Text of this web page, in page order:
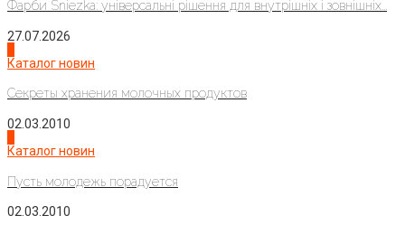
Фарби Sniezka: універсальні рішення для внутрішніх і зовнішніх...
27.07.2026
Каталог новин
Секреты хранения молочных продуктов
02.03.2010
Каталог новин
Пусть молодежь порадуется
02.03.2010